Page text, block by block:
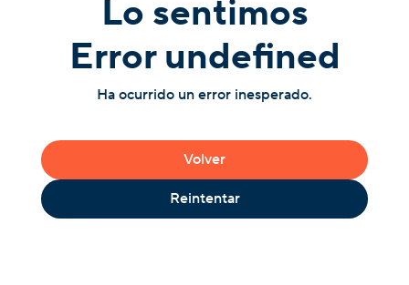
Lo sentimos
Error undefined
Ha ocurrido un error inesperado.
Volver
Reintentar